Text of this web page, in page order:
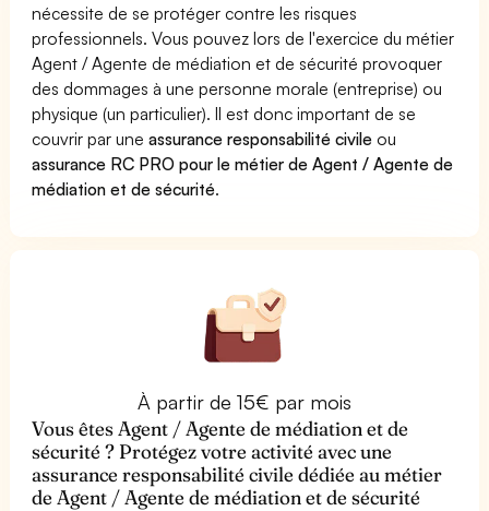
nécessite de se protéger contre les risques
professionnels. Vous pouvez lors de l'exercice du métier
Agent / Agente de médiation et de sécurité provoquer
des dommages à une personne morale (entreprise) ou
physique (un particulier). Il est donc important de se
couvrir par uneassurance responsabilité civile ou
assurance RC PRO pour le métier de Agent / Agente de
médiation et de sécurité.
À partir de 15€ par mois
Vous êtes Agent / Agente de médiation et de
sécurité ? Protégez votre activité avec une
assurance responsabilité civile dédiée au métier
de Agent / Agente de médiation et de sécurité